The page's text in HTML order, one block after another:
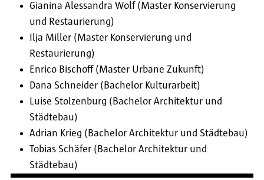
Gianina Alessandra Wolf (Master Konservierung
und Restaurierung)
Ilja Miller (Master Konservierung und
Restaurierung)
Enrico Bischoff (Master Urbane Zukunft)
Dana Schneider (Bachelor Kulturarbeit)
Luise Stolzenburg (Bachelor Architektur und
Städtebau)
Adrian Krieg (Bachelor Architektur und Städtebau)
Tobias Schäfer (Bachelor Architektur und
Städtebau)